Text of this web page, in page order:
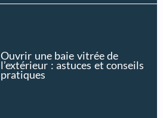
Ouvrir une baie vitrée de
l’extérieur : astuces et conseils
pratiques